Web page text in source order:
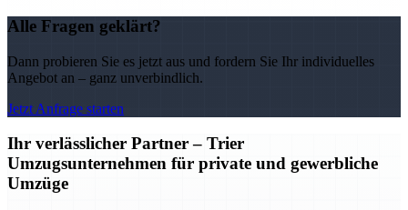
Alle Fragen geklärt?
Dann probieren Sie es jetzt aus und fordern Sie Ihr individuelles
Angebot an – ganz unverbindlich.
Jetzt Anfrage starten
Ihr verlässlicher Partner – Trier
Umzugsunternehmen für private und gewerbliche
Umzüge